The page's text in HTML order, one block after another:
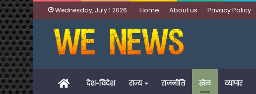
Wednesday, July 1 2026 Home About us Privacy Policy
Homeदेश-विदेश राज्य राजनीति खेल व्यापार